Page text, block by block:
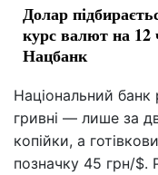
Долар
курс валют на
Нацбанк
Національний банк
гривні — лише за
копійки, а
позначку 45 грн/$.